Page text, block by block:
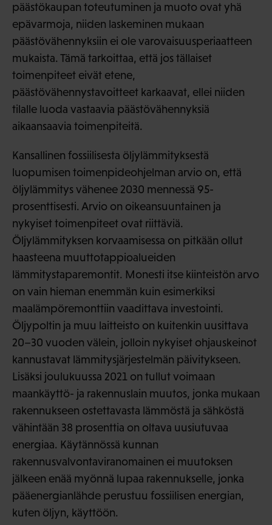
päästökaupan toteutuminen ja muoto ovat yhä
epävarmoja, niiden laskeminen mukaan
päästövähennyksiin ei ole varovaisuusperiaatteen
mukaista. Tämä tarkoittaa, että jos tällaiset
toimenpiteet eivät etene,
päästövähennystavoitteet karkaavat, ellei niiden
tilalle luoda vastaavia päästövähennyksiä
aikaansaavia toimenpiteitä.
Kansallinen fossiilisesta öljylämmityksestä
luopumisen toimenpideohjelman arvio on, että
öljylämmitys vähenee 2030 mennessä 95-
prosenttisesti. Arvio on oikeansuuntainen ja
nykyiset toimenpiteet ovat riittäviä.
Öljylämmityksen korvaamisessa on pitkään ollut
haasteena muuttotappioalueiden
lämmitystaparemontit. Monesti itse kiinteistön arvo
on vain hieman enemmän kuin esimerkiksi
maalämpöremonttiin vaadittava investointi.
Öljypoltin ja muu laitteisto on kuitenkin uusittava
20–30 vuoden välein, jolloin nykyiset ohjauskeinot
kannustavat lämmitysjärjestelmän päivitykseen.
Lisäksi joulukuussa 2021 on tullut voimaan
maankäyttö- ja rakennuslain muutos, jonka mukaan
rakennukseen ostettavasta lämmöstä ja sähköstä
vähintään 38 prosenttia on oltava uusiutuvaa
energiaa. Käytännössä kunnan
rakennusvalvontaviranomainen ei muutoksen
jälkeen enää myönnä lupaa rakennukselle, jonka
pääenergianlähde perustuu fossiilisen energian,
kuten öljyn, käyttöön.